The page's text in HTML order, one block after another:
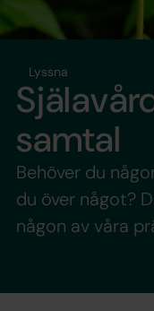
Lyssna
samtal
Behöver du
du över något?
någon av våra